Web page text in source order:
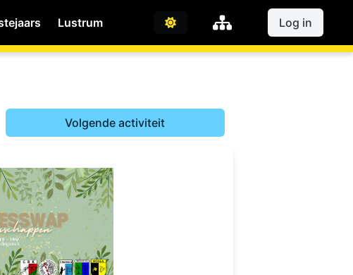
Lustrum Log in
Volgende activiteit